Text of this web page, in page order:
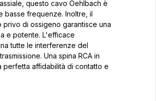
questo cavo Oehlbach è
basse frequenze. Inoltre, il
privo di ossigeno garantisce una
e potente. L'efficace
tutte le interferenze del
Una spina RCA in
perfetta affidabilità di contatto e